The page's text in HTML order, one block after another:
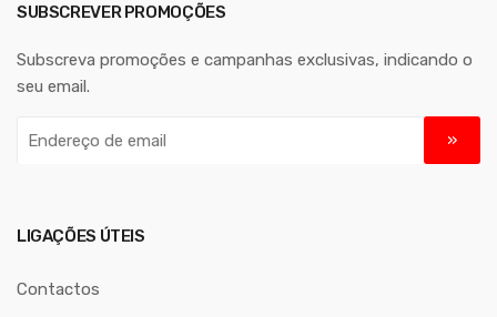
SUBSCREVER PROMOÇÕES
Subscreva promoções e campanhas exclusivas, indicando o
seu email.
r
ç
LIGAÇÕES ÚTEIS
Contactos